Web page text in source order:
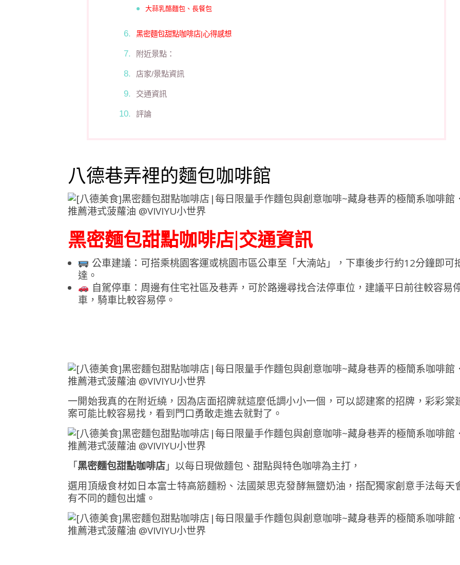
大蒜乳酪麵包、長餐包
黑密麵包甜點咖啡店|心得感想
附近景點：
店家/景點資訊
交通資訊
評論
八德巷弄裡的麵包咖啡館
黑密麵包甜點咖啡店|交通資訊
公車建議：可搭乘桃園客運或桃園市區公車至「大湳站」，下車後步行約12分鐘即可
達。
自駕停車：周邊有住宅社區及巷弄，可於路邊尋找合法停車位，建議平日前往較容易
車，騎車比較容易停。
一開始我真的在附近繞，因為店面招牌就這麼低調小小一個，可以認建案的招牌，彩彩棠
案可能比較容易找，看到門口勇敢走進去就對了。
「黑密麵包甜點咖啡店」以每日現做麵包、甜點與特色咖啡為主打，
選用頂級食材如日本富士特高筋麵粉、法國萊思克發酵無鹽奶油，搭配獨家創意手法每天
有不同的麵包出爐。